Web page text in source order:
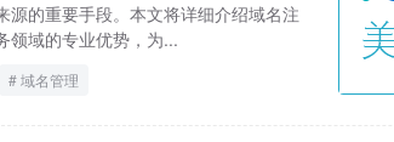
的重要手段。本文将详细介绍域名注
领域的专业优势，为...
域名管理